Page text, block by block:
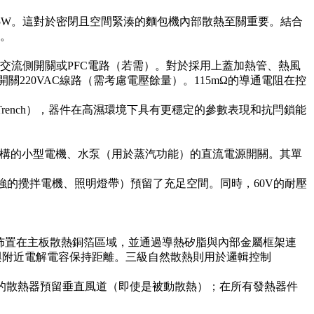
。這對於密閉且空間緊湊的麵包機內部散熱至關重要。結合
流側開關或PFC電路（若需）。對於採用上蓋加熱管、熱風
220VAC線路（需考慮電壓餘量）。115mΩ的導通電阻在控
），器件在高濕環境下具有更穩定的參數表現和抗閂鎖能
的小型電機、水泵（用於蒸汽功能）的直流電源開關。其單
攪拌電機、照明燈帶）預留了充足空間。同時，60V的耐壓
在主板散熱銅箔區域，並通過導熱矽脂與內部金屬框架連
近電解電容保持距離。三級自然散熱則用於邏輯控制
熱器預留垂直風道（即使是被動散熱）；在所有發熱器件